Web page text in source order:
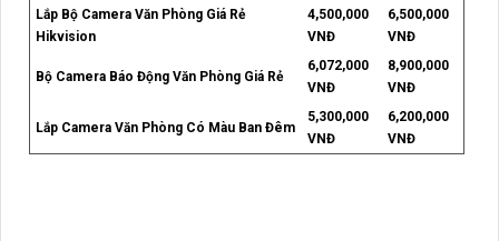
Lắp Bộ Camera Văn Phòng Giá Rẻ
Hikvision
4,500,000
VNĐ
6,500,000
VNĐ
Bộ Camera Báo Động Văn Phòng Giá Rẻ
6,072,000
VNĐ
8,900,000
VNĐ
Lắp Camera Văn Phòng Có Màu Ban Đêm
5,300,000
VNĐ
6,200,000
VNĐ